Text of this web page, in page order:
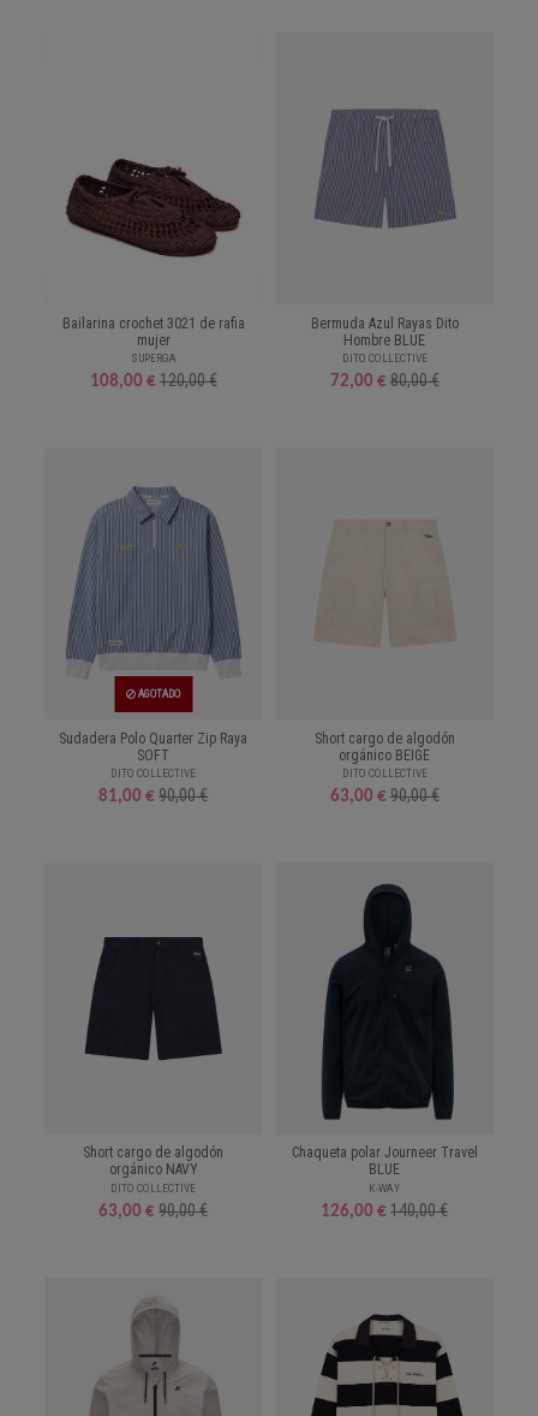
Bailarina crochet 3021 de rafia
mujer
SUPERGA
108,00 € 120,00 €
Bermuda Azul Rayas Dito
Hombre BLUE
DITO COLLECTIVE
72,00 € 80,00 €
AGOTADO
Sudadera Polo Quarter Zip Raya
SOFT
DITO COLLECTIVE
81,00 € 90,00 €
Short cargo de algodón
orgánico BEIGE
DITO COLLECTIVE
63,00 € 90,00 €
Short cargo de algodón
orgánico NAVY
DITO COLLECTIVE
63,00 € 90,00 €
Chaqueta polar Journeer Travel
BLUE
K-WAY
126,00 € 140,00 €